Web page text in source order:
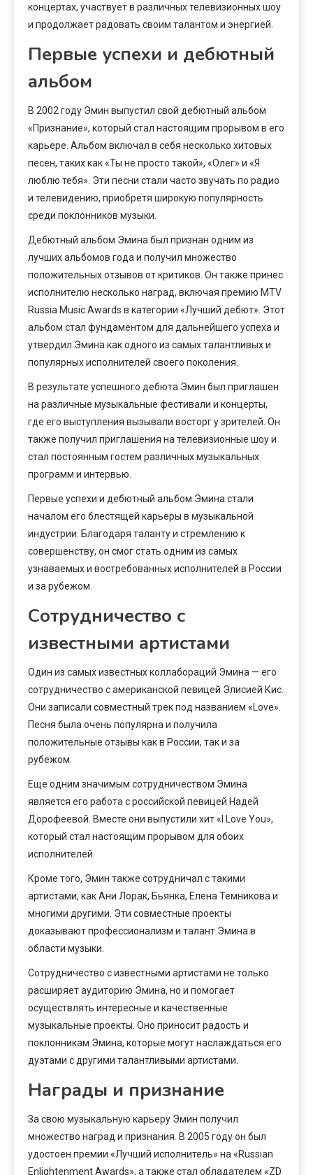
концертах, участвует в различных телевизионных шоу
и продолжает радовать своим талантом и энергией.
Первые успехи и дебютный
альбом
В 2002 году Эмин выпустил свой дебютный альбом
«Признание», который стал настоящим прорывом в его
карьере. Альбом включал в себя несколько хитовых
песен, таких как «Ты не просто такой», «Олег» и «Я
люблю тебя». Эти песни стали часто звучать по радио
и телевидению, приобретя широкую популярность
среди поклонников музыки.
Дебютный альбом Эмина был признан одним из
лучших альбомов года и получил множество
положительных отзывов от критиков. Он также принес
исполнителю несколько наград, включая премию MTV
Russia Music Awards в категории «Лучший дебют». Этот
альбом стал фундаментом для дальнейшего успеха и
утвердил Эмина как одного из самых талантливых и
популярных исполнителей своего поколения.
В результате успешного дебюта Эмин был приглашен
на различные музыкальные фестивали и концерты,
где его выступления вызывали восторг у зрителей. Он
также получил приглашения на телевизионные шоу и
стал постоянным гостем различных музыкальных
программ и интервью.
Первые успехи и дебютный альбом Эмина стали
началом его блестящей карьеры в музыкальной
индустрии. Благодаря таланту и стремлению к
совершенству, он смог стать одним из самых
узнаваемых и востребованных исполнителей в России
и за рубежом.
Сотрудничество с
известными артистами
Один из самых известных коллабораций Эмина — его
сотрудничество с американской певицей Элисией Кис.
Они записали совместный трек под названием «Love».
Песня была очень популярна и получила
положительные отзывы как в России, так и за
рубежом.
Еще одним значимым сотрудничеством Эмина
является его работа с российской певицей Надей
Дорофеевой. Вместе они выпустили хит «I Love You»,
который стал настоящим прорывом для обоих
исполнителей.
Кроме того, Эмин также сотрудничал с такими
артистами, как Ани Лорак, Бьянка, Елена Темникова и
многими другими. Эти совместные проекты
доказывают профессионализм и талант Эмина в
области музыки.
Сотрудничество с известными артистами не только
расширяет аудиторию Эмина, но и помогает
осуществлять интересные и качественные
музыкальные проекты. Оно приносит радость и
поклонникам Эмина, которые могут наслаждаться его
дуэтами с другими талантливыми артистами.
Награды и признание
За свою музыкальную карьеру Эмин получил
множество наград и признания. В 2005 году он был
удостоен премии «Лучший исполнитель» на «Russian
Enlightenment Awards», а также стал обладателем «ZD